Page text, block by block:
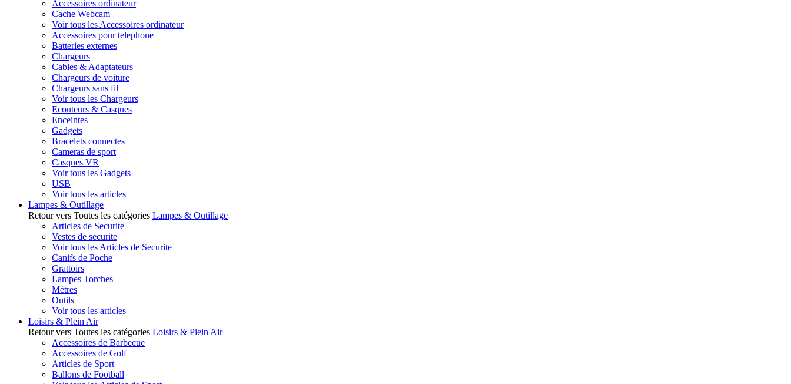
Accessoires ordinateur
Cache Webcam
Voir tous les Accessoires ordinateur
Accessoires pour telephone
Batteries externes
Chargeurs
Cables & Adaptateurs
Chargeurs de voiture
Chargeurs sans fil
Voir tous les Chargeurs
Ecouteurs & Casques
Enceintes
Gadgets
Bracelets connectes
Cameras de sport
Casques VR
Voir tous les Gadgets
USB
Voir tous les articles
Lampes & Outillage
Retour vers Toutes les catégories Lampes & Outillage
Articles de Securite
Vestes de securite
Voir tous les Articles de Securite
Canifs de Poche
Grattoirs
Lampes Torches
Mètres
Outils
Voir tous les articles
Loisirs & Plein Air
Retour vers Toutes les catégories Loisirs & Plein Air
Accessoires de Barbecue
Accessoires de Golf
Articles de Sport
Ballons de Football